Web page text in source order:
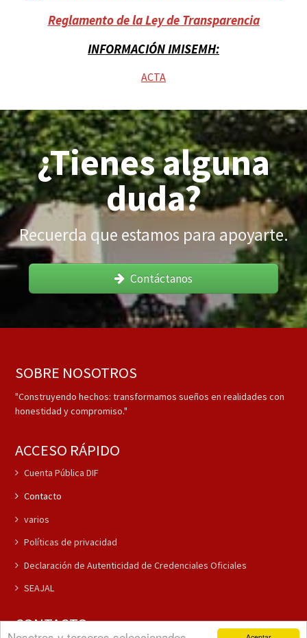
Reglamento de la Ley de Transparencia
INFORMACIÓN IMISEMH:
ACTA
¿Tienes alguna
duda?
Recuerda que estamos para apoyarte.
Contáctanos
SOBRE NOSOTROS
"Construyendo hechos: transformamos sueños en realidades con
honestidad y compromiso."
ACCESO RÁPIDO
Cuenta Pública DIF
Contacto
varios
Políticas de privacidad
Declaración de Autenticidad de Credenciales Oficiales
SEAJAL
CONTACTO